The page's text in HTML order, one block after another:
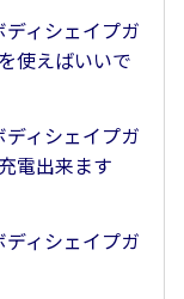
ディシェイプガ
使えばいいで
ディシェイプガ
電出来ます
ディシェイプガ